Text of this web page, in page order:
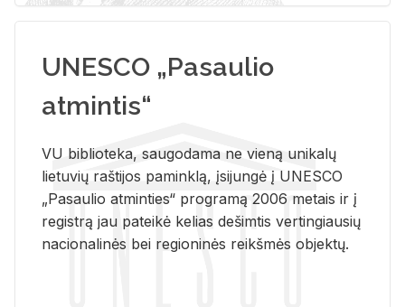
UNESCO „Pasaulio
atmintis“
VU biblioteka, saugodama ne vieną unikalų
lietuvių raštijos paminklą, įsijungė į UNESCO
„Pasaulio atminties“ programą 2006 metais ir į
registrą jau pateikė kelias dešimtis vertingiausių
nacionalinės bei regioninės reikšmės objektų.